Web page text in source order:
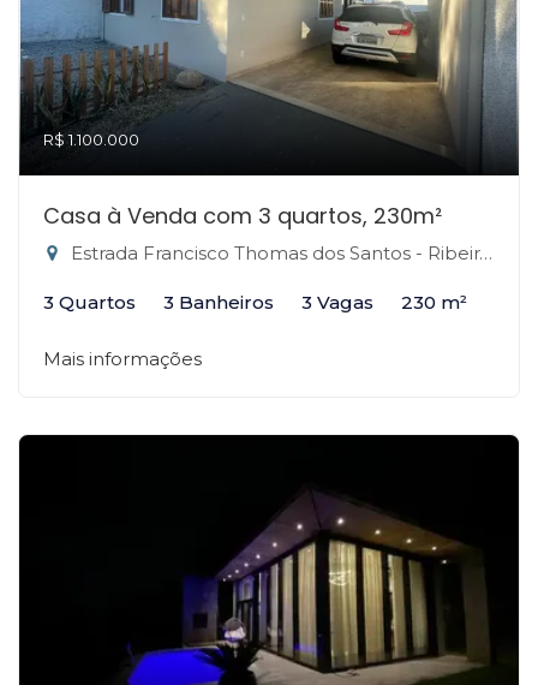
R$ 1.100.000
Casa à Venda com 3 quartos, 230m²
Estrada Francisco Thomas dos Santos - Ribeirão da Ilha, Florianópolis-SC
3 Quartos 3 Banheiros 3 Vagas 230 m²
Mais informações